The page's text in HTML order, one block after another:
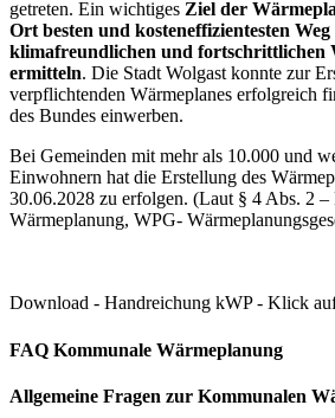
getreten. Ein wichtiges Ziel der
Ort besten und kosteneffizientesten
klimafreundlichen und fortschrittlichen
ermitteln. Die Stadt Wolgast konnte zur
verpflichtenden Wärmeplanes erfolgreich
des Bundes einwerben.
Bei Gemeinden mit mehr als 10.000 und
Einwohnern hat die Erstellung des
30.06.2028 zu erfolgen. (Laut § 4 Abs. 2
Wärmeplanung, WPG-
Download - Handreichung kWP - Klick
FAQ Kommunale Wärmeplanung
Allgemeine Fragen zur Kommunalen